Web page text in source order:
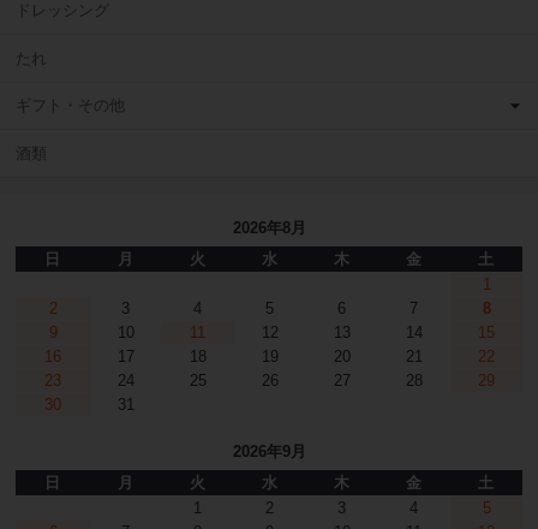
ドレッシング
たれ
ギフト・その他
酒類
2026年8月
日
月 火 水 木 金
土
1
2
3 4 5 6 7
8
9
10 11 12 13 14
15
16
17 18 19 20 21
22
23
24 25 26 27 28
29
30
31
2026年9月
日
月 火 水 木 金
土
1
2 3 4
5